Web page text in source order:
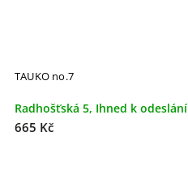
TAUKO no.7
Radhošťská 5, Ihned k odeslání
665 Kč